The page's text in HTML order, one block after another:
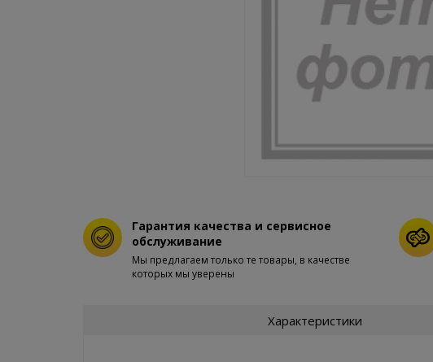
Гарантия качества и сервисное
обслуживание
Мы предлагаем только те товары, в качестве
которых мы уверены
Характеристики